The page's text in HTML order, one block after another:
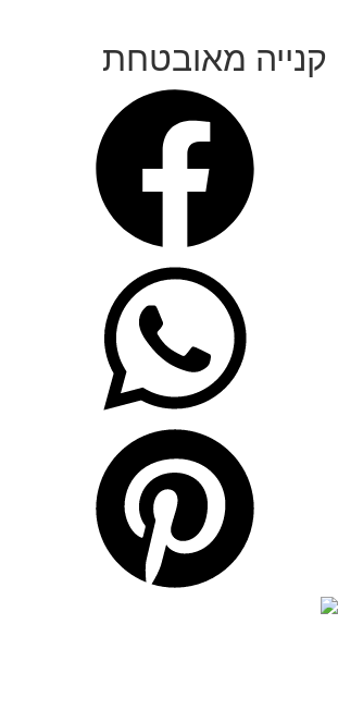
קנייה מאובטחת